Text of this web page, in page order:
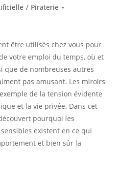
/ Piraterie
être utilisés chez vous pour
votre emploi du temps, où et
que de nombreuses autres
pas amusant. Les miroirs
de la tension évidente
et la vie privée. Dans cet
pourquoi les
existent en ce qui
et bien sûr la